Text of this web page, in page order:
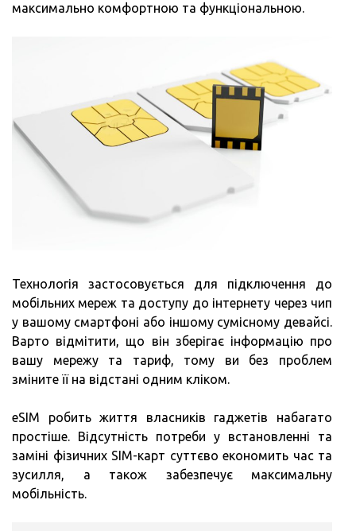
максимально комфортною та функціональною.
Технологія застосовується для підключення до
мобільних мереж та доступу до інтернету через чип
у вашому смартфоні або іншому сумісному девайсі.
Варто відмітити, що він зберігає інформацію про
вашу мережу та тариф, тому ви без проблем
зміните її на відстані одним кліком.
eSIM робить життя власників гаджетів набагато
простіше. Відсутність потреби у встановленні та
заміні фізичних SIM-карт суттєво економить час та
зусилля, а також забезпечує максимальну
мобільність.